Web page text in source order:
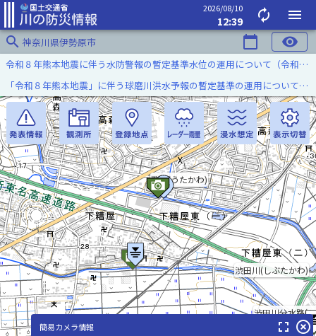
2026/08/10
12:39 autorenew
menu
search 神奈川県伊勢原市 calendar_today visibility
渋田川(しぶたかわ)
歌川(うたかわ)
渋田川分水路(
令和８年熊本地震に伴う水防警報の暫定基準水位の運用について（令和８年８月７日）
「令和８年熊本地震」に伴う球磨川洪水予報の暫定基準の運用について（令和８年８月５日）
簡易カメラ情報 fullscreen highlight_off